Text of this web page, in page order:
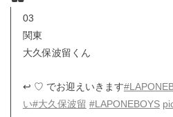
03
関東
大久保波留くん
↩︎ ♡ でお迎えいきます
い#大久保波留 #LAPONEBOYS